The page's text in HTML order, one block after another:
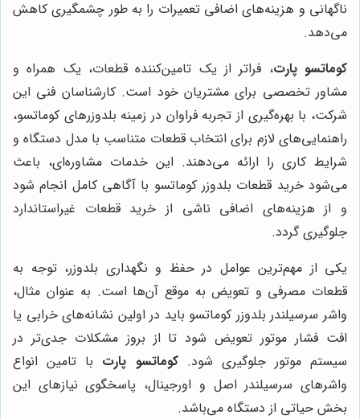
ناگهانی و هزینه‌های اضافی تعمیرات را به طور چشمگیری کاهش
می‌دهد.
کوماتسو پارت، فراتر از یک تامین‌کننده قطعات، یک همراه و
مشاور تخصصی برای مشتریان خود است. کارشناسان فنی این
شرکت، با بهره‌گیری از تجربه فراوان در زمینه بلدوزرهای کوماتسو،
راهنمایی‌های لازم برای انتخاب قطعات متناسب با مدل دستگاه و
شرایط کاری را ارائه می‌دهند. این خدمات مشاوره‌ای، باعث
می‌شود خرید قطعات بلدوزر کوماتسو با آگاهی کامل انجام شود
و از هزینه‌های اضافی ناشی از خرید قطعات غیراستاندارد
جلوگیری گردد.
یکی از مهم‌ترین عوامل در حفظ و نگهداری بلدوزر، توجه به
قطعات مصرفی و تعویض به موقع آن‌ها است. به عنوان مثال،
واشر سرسیلندر بلدوزر کوماتسو باید در اولین نشانه‌های خرابی یا
افت فشار موتور تعویض شود تا از بروز مشکلات جدی‌تر در
سیستم موتور جلوگیری شود.کوماتسو پارت با تامین انواع
واشرهای سرسیلندر اصل و اورجینال، پاسخگوی نیازهای این
بخش حیاتی از دستگاه می‌باشد.